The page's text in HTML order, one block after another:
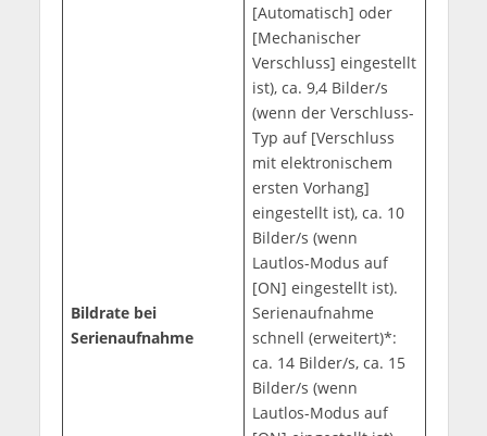
Bildrate bei
Serienaufnahme
[Automatisch] oder
[Mechanischer
Verschluss] eingestellt
ist), ca. 9,4 Bilder/s
(wenn der Verschluss-
Typ auf [Verschluss
mit elektronischem
ersten Vorhang]
eingestellt ist), ca. 10
Bilder/s (wenn
Lautlos-Modus auf
[ON] eingestellt ist).
Serienaufnahme
schnell (erweitert)*:
ca. 14 Bilder/s, ca. 15
Bilder/s (wenn
Lautlos-Modus auf